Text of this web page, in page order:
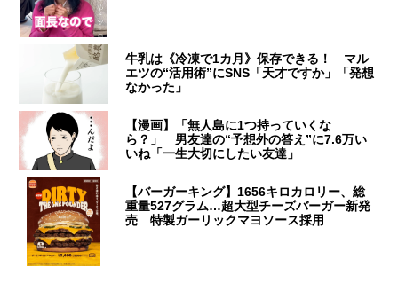
牛乳は《冷凍で1カ月》保存できる！ マル
エツの“活用術”にSNS「天才ですか」「発想
なかった」
【漫画】「無人島に1つ持っていくな
ら？」 男友達の“予想外の答え”に7.6万い
いね「一生大切にしたい友達」
【バーガーキング】1656キロカロリー、総
重量527グラム…超大型チーズバーガー新発
売 特製ガーリックマヨソース採用